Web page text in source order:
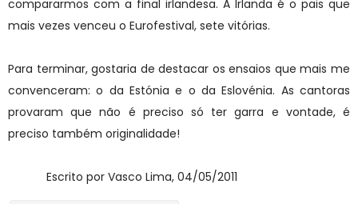
compararmos com a final irlandesa. A Irlanda é o pais que
mais vezes venceu o Eurofestival, sete vitórias.
Para terminar, gostaria de destacar os ensaios que mais me
convenceram: o da Estónia e o da Eslovénia. As cantoras
provaram que não é preciso só ter garra e vontade, é
preciso também originalidade!
Escrito por Vasco Lima, 04/05/2011